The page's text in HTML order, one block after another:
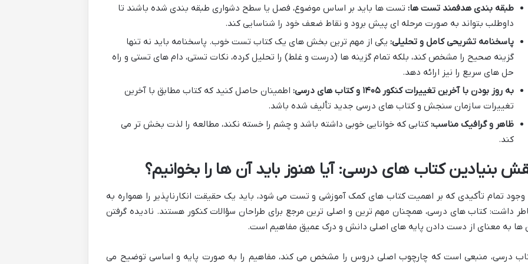
طبقه بندی هدفمند تست ها: تست ها باید بر اساس موضوع، فصل یا سطح دشواری طبقه بندی شده باشند تا
داوطلب بتواند به صورت مرحله ای پیش برود و نقاط ضعف خود را شناسایی کند.
پاسخنامه تشریحی کامل و تحلیلی: یکی از مهم ترین بخش های یک کتاب تست خوب. پاسخنامه باید نه تنها
گزینه صحیح را مشخص کند، بلکه تمام گزینه ها (درست و غلط) را تحلیل کرده، نکات تستی، دام های تستی و راه
حل های سریع را نیز ارائه دهد.
به روز بودن با آخرین تغییرات کنکور ۱۴۰۵ و کتاب های درسی:
اطمینان حاصل کنید که کتاب مطابق با آخرین
تغییرات سازمان سنجش و کتاب های درسی جدید تألیف شده باشد.
ظاهر و گرافیک مناسب: کتابی که خوانایی خوبی داشته باشد و چشم را خسته نکند، مطالعه را لذت بخش تر می
کند.
بنیادین کتاب های درسی: آیا هنوز باید آن ها را بخوانیم؟
وجود تمام تأکیدی که بر اهمیت کتاب های کمک آموزشی و تست می شود، باید یک حقیقت انکارناپذیر را همواره به
داشت: کتاب های درسی، همچنان مهم ترین و اصلی ترین مرجع برای طراحان سؤالات کنکور هستند. نادیده گرفتن
ها به معنای از دست دادن پایه های اصلی دانش و درک عمیق مفاهیم است.
درسی، منبعی است که چارچوب اصلی دروس را مشخص می کند، مفاهیم را به صورت پایه و اساسی توضیح می